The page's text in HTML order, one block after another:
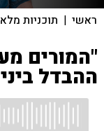
ראשי | תוכניות
"המורים
ההבדל